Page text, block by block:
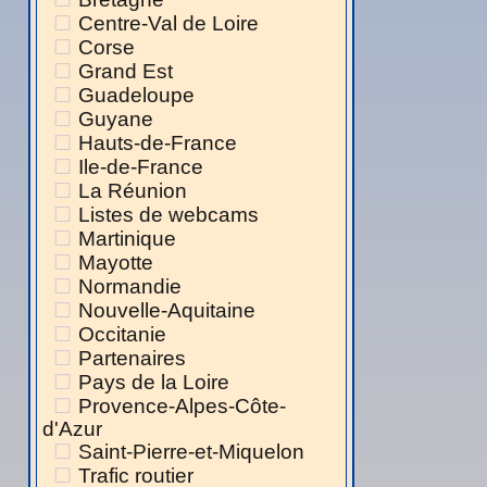
Centre-Val de Loire
Corse
Grand Est
Guadeloupe
Guyane
Hauts-de-France
Ile-de-France
La Réunion
Listes de webcams
Martinique
Mayotte
Normandie
Nouvelle-Aquitaine
Occitanie
Partenaires
Pays de la Loire
Provence-Alpes-Côte-
d'Azur
Saint-Pierre-et-Miquelon
Trafic routier